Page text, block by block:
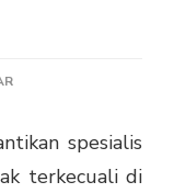
PADA
SPESIALIS
KULIT
spesialis
terkecuali di